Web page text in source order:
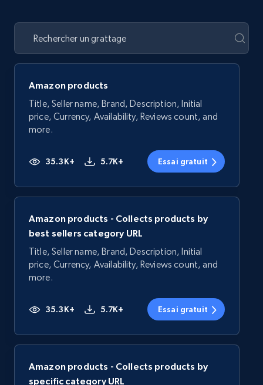
Amazon products
Title, Seller name, Brand, Description, Initial
price, Currency, Availability, Reviews count, and
more.
35.3K+ 5.7K+ Essai gratuit
Amazon products - Collects products by
best sellers category URL
Title, Seller name, Brand, Description, Initial
price, Currency, Availability, Reviews count, and
more.
35.3K+ 5.7K+ Essai gratuit
Amazon products - Collects products by
specific category URL